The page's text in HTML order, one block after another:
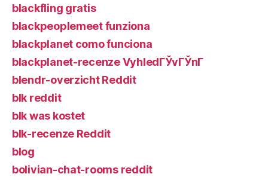
blackfling gratis
blackpeoplemeet funziona
blackplanet como funciona
blackplanet-recenze VyhledГЎvГЎnГ­
blendr-overzicht Reddit
blk reddit
blk was kostet
blk-recenze Reddit
blog
bolivian-chat-rooms reddit